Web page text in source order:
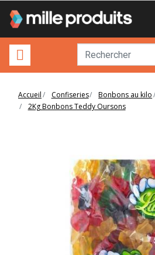
Accueil Confiseries Bonbons au kilo
2Kg Bonbons Teddy Oursons